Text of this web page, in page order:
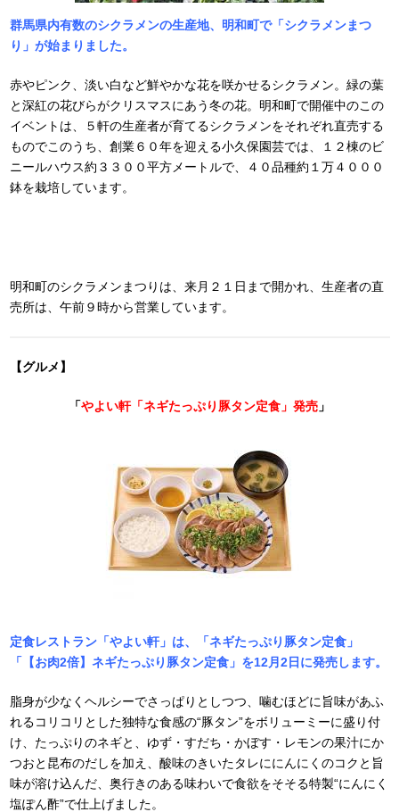
群馬県内有数のシクラメンの生産地、明和町で「シクラメンまつ
り」が始まりました。
赤やピンク、淡い白など鮮やかな花を咲かせるシクラメン。緑の葉
と深紅の花びらがクリスマスにあう冬の花。明和町で開催中のこの
イベントは、５軒の生産者が育てるシクラメンをそれぞれ直売する
ものでこのうち、創業６０年を迎える小久保園芸では、１２棟のビ
ニールハウス約３３００平方メートルで、４０品種約１万４０００
鉢を栽培しています。
明和町のシクラメンまつりは、来月２１日まで開かれ、生産者の直
売所は、午前９時から営業しています。
【グルメ】
「やよい軒「ネギたっぷり豚タン定食」発売 」
定食レストラン「やよい軒」は、「ネギたっぷり豚タン定食」
「【お肉2倍】ネギたっぷり豚タン定食」を12月2日に発売します。
脂身が少なくヘルシーでさっぱりとしつつ、噛むほどに旨味があふ
れるコリコリとした独特な食感の“豚タン”をボリューミーに盛り付
け、たっぷりのネギと、ゆず・すだち・かぼす・レモンの果汁にか
つおと昆布のだしを加え、酸味のきいたタレににんにくのコクと旨
味が溶け込んだ、奥行きのある味わいで食欲をそそる特製“にんにく
塩ぽん酢”で仕上げました。